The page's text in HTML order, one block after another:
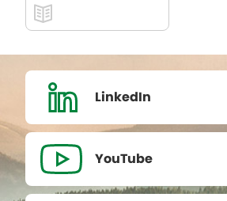
LinkedIn
YouTube